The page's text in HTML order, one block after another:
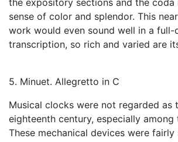
the expository sections and the
sense of color and splendor. This
work would even sound well in a full-
transcription, so rich and varied are
5. Minuet. Allegretto in C
Musical clocks were not regarded as
eighteenth century, especially among
These mechanical devices were